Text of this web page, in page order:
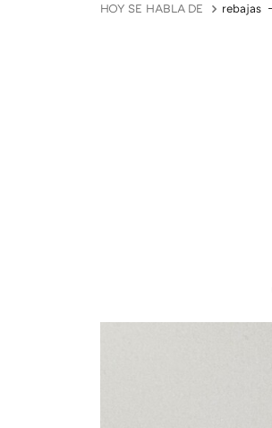
HOY SE HABLA DE rebajas